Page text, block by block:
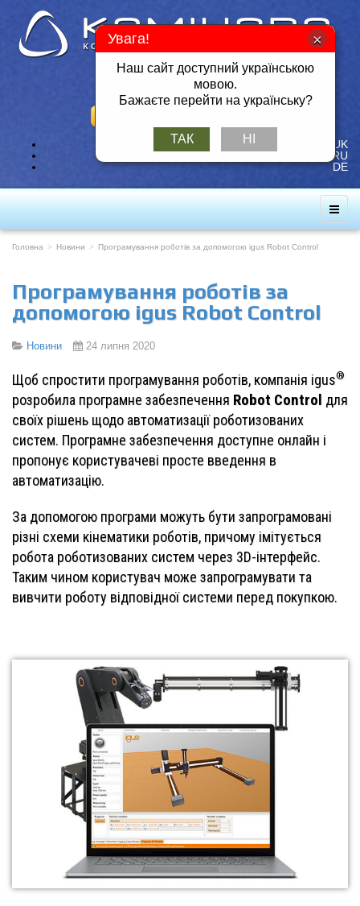
Тел./Факс: +380 57 717-49-14
Мобільний: +380 50 401-26-25
UK
RU
DE
Головна Новини Програмування роботів за допомогою igus Robot Control
Програмування роботів за
допомогою igus Robot Control
Новини 24 липня 2020
Щоб спростити програмування роботів, компанія igus®
розробила програмне забезпечення Robot Control для
своїх рішень щодо автоматизації роботизованих
систем. Програмне забезпечення доступне онлайн і
пропонує користувачеві просте введення в
автоматизацію.
За допомогою програми можуть бути запрограмовані
різні схеми кінематики роботів, причому імітується
робота роботизованих систем через 3D-інтерфейс.
Таким чином користувач може запрограмувати та
вивчити роботу відповідної системи перед покупкою.
Увага!
Наш сайт доступний українською
мовою.
Бажаєте перейти на українську?
ТАК НІ